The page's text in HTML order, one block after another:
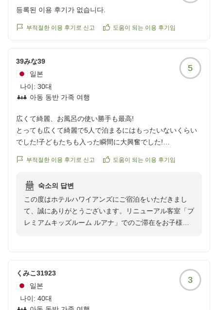
등록된 이용 후기가 없습니다.
부적절한 이용 후기로 신고 도움이 되는 이용 후기임
39みな39
일본
나이: 30대
아동 동반 가족 여행
5
広くて綺麗、お風呂の使い勝手も最高!
とっても広くて綺麗で5人で泊まるにはもったいないくらい
でした!子どもたちも入った瞬間に大興奮でした!
るのも良かったです!
https://review.travel.rakuten.co.jp/hotel/voice/8070?
reviewId=33123478506369
부적절한 이용 후기로 신고 도움이 되는 이용 후기임
숙소의 답변
この度はホテルハワイアンズにご宿泊をいただきまし
て、誠にありがとうございます。リニューアル客室「プ
レミアムキッズルーム ルアナ」でのご滞在をお子様と
た様子が目に浮かび、スタッフ一同大変励みになりま
す。また、客室お風呂の給湯とシャワーの同時使用とい
う細かな設備面での使い勝手の良さにも気づいて評価し
ていただき、大変光栄でございます。これからも、ご家
くみこ31923
일본
나이: 40대
3